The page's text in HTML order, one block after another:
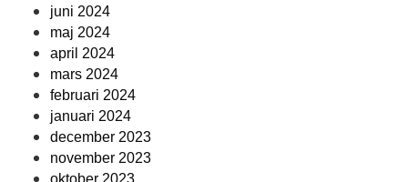
juni 2024
maj 2024
april 2024
mars 2024
februari 2024
januari 2024
december 2023
november 2023